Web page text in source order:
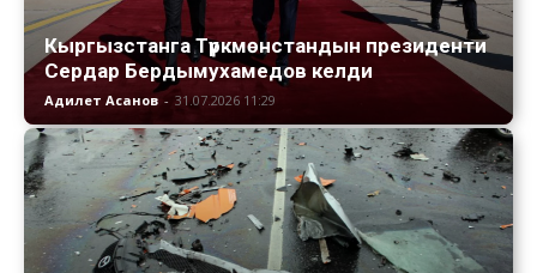
Кыргызстанга Түркмөнстандын президенти
Сердар Бердымухамедов келди
Адилет Асанов - 31.07.2026 11:29